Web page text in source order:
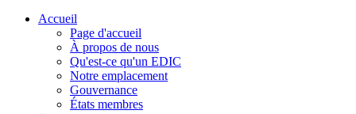
Accueil
Page d'accueil
À propos de nous
Qu'est-ce qu'un EDIC
Notre emplacement
Gouvernance
États membres